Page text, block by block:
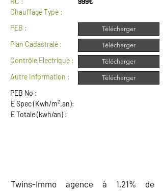
Chauffage Type :
PEB :
Télécharger
Plan Cadastrale : Télécharger
Contrôle Electrique : Télécharger
Autre Information : Télécharger
PEB No :
E Spec (Kwh/m².an):
E Totale (kwh/an) :
Twins-Immo agence à 1,21% de